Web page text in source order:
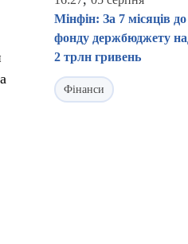
Мінфін: За 7 місяців
фонду держбюджету
2 трлн гривень
Фінанси